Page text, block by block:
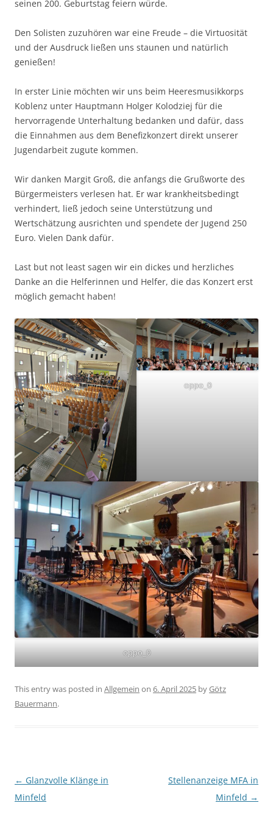
seinen 200. Geburtstag feiern würde.
Den Solisten zuzuhören war eine Freude – die Virtuosität
und der Ausdruck ließen uns staunen und natürlich
genießen!
In erster Linie möchten wir uns beim Heeresmusikkorps
Koblenz unter Hauptmann Holger Kolodziej für die
hervorragende Unterhaltung bedanken und dafür, dass
die Einnahmen aus dem Benefizkonzert direkt unserer
Jugendarbeit zugute kommen.
Wir danken Margit Groß, die anfangs die Grußworte des
Bürgermeisters verlesen hat. Er war krankheitsbedingt
verhindert, ließ jedoch seine Unterstützung und
Wertschätzung ausrichten und spendete der Jugend 250
Euro. Vielen Dank dafür.
Last but not least sagen wir ein dickes und herzliches
Danke an die Helferinnen und Helfer, die das Konzert erst
möglich gemacht haben!
oppo_0
oppo_0
This entry was posted in Allgemein on 6. April 2025 byGötz
Bauermann.
Post navigation
← Glanzvolle Klänge in
Minfeld
Stellenanzeige MFA in
Minfeld →